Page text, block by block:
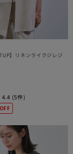
】リネンライクジレジ
4.4 (5件)